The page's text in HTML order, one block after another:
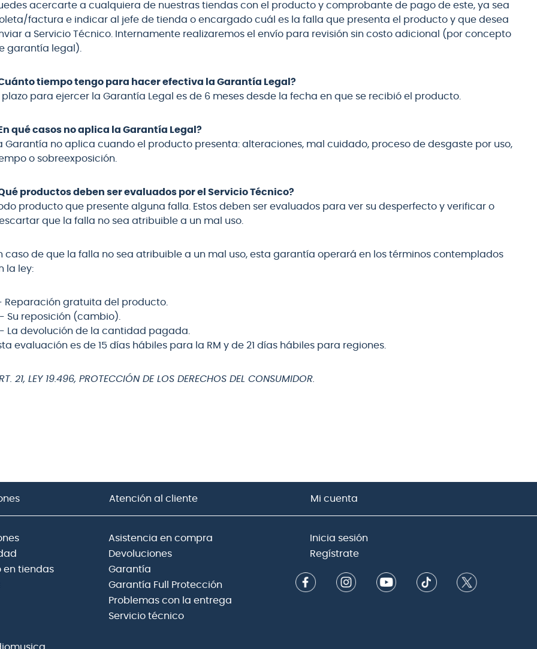
acercarte a cualquiera de nuestras tiendas con el producto y comprobante de pago de este, ya sea
factura e indicar al jefe de tienda o encargado cuál es la falla que presenta el producto y que desea
a Servicio Técnico. Internamente realizaremos el envío para revisión sin costo adicional (por concepto
garantía legal).
tiempo tengo para hacer efectiva la Garantía Legal?
plazo para ejercer la Garantía Legal es de 6 meses desde la fecha en que se recibió el producto.
qué casos no aplica la Garantía Legal?
Garantía no aplica cuando el producto presenta: alteraciones, mal cuidado, proceso de desgaste por uso,
o sobreexposición.
productos deben ser evaluados por el Servicio Técnico?
producto que presente alguna falla. Estos deben ser evaluados para ver su desperfecto y verificar o
que la falla no sea atribuible a un mal uso.
caso de que la falla no sea atribuible a un mal uso, esta garantía operará en los términos contemplados
la ley:
Reparación gratuita del producto.
Su reposición (cambio).
La devolución de la cantidad pagada.
evaluación es de 15 días hábiles para la RM y de 21 días hábiles para regiones.
21, LEY 19.496, PROTECCIÓN DE LOS DERECHOS DEL CONSUMIDOR.
Atención al cliente Mi cuenta
en tiendas
Asistencia en compra
Devoluciones
Garantía
Garantía Full Protección
Problemas con la entrega
Servicio técnico
Inicia sesión
Regístrate